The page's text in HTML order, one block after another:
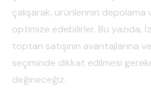
çalışarak, ürünlerinin depolama
optimize edebilirler. Bu yazıda,
toptan satışının avantajlarına
seçiminde dikkat edilmesi
değineceğiz.